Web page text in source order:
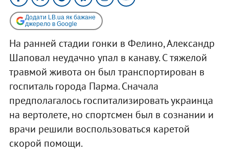
Додати LB.ua як бажане
джерело в Google
На ранней стадии гонки в Фелино, Александр
Шаповал неудачно упал в канаву. С тяжелой
травмой живота он был транспортирован в
госпиталь города Парма. Сначала
предполагалось госпитализировать украинца
на вертолете, но спортсмен был в сознании и
врачи решили воспользоваться каретой
скорой помощи.